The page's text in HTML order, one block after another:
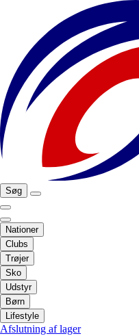
Søg
Nationer
Clubs
Trøjer
Sko
Udstyr
Børn
Lifestyle
Afslutning af lager